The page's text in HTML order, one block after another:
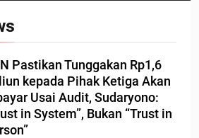
Pastikan Tunggakan Rp1,6
kepada Pihak Ketiga Akan
Usai Audit, Sudaryono:
in System”, Bukan “Trust in